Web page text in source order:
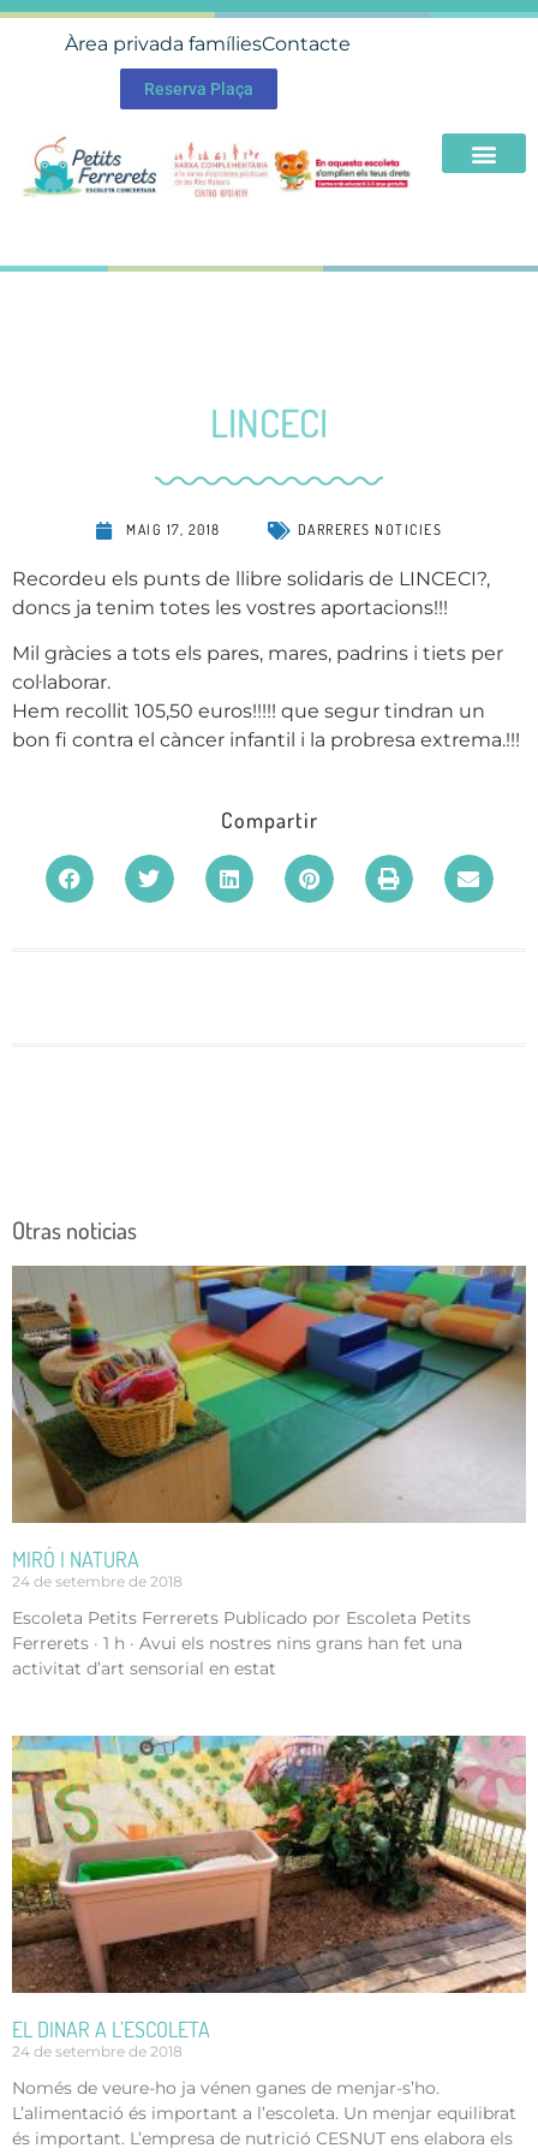
Àrea privada famíliesContacte
Reserva Plaça
LINCECI
MAIG 17, 2018 DARRERES NOTICIES
Recordeu els punts de llibre solidaris de LINCECI?,
doncs ja tenim totes les vostres aportacions!!!
Mil gràcies a tots els pares, mares, padrins i tiets per
col·laborar.
Hem recollit 105,50 euros!!!!! que segur tindran un
bon fi contra el càncer infantil i la probresa extrema.!!!
Compartir
Otras noticias
MIRÓ I NATURA
24 de setembre de 2018
Escoleta Petits Ferrerets Publicado por Escoleta Petits
Ferrerets · 1 h · Avui els nostres nins grans han fet una
activitat d’art sensorial en estat
EL DINAR A L’ESCOLETA
24 de setembre de 2018
Només de veure-ho ja vénen ganes de menjar-s’ho.
L’alimentació és important a l’escoleta. Un menjar equilibrat
és important. L’empresa de nutrició CESNUT ens elabora els